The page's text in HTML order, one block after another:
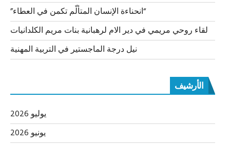
“انحناءة الإنسان المتألّم تكمن في العطاء”
لقاء روحي مريمي في دير الام لرهبانية بنات مريم الكلدانيات
نيل درجة الماجستير في التربية المهنية
الأرشيف
يوليو 2026
يونيو 2026